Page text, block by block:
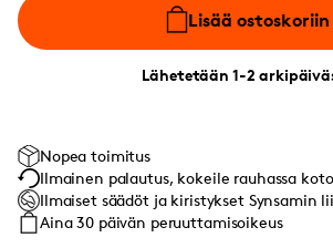
Lisää ostoskoriin
Lähetetään 1-2
Nopea toimitus
Ilmainen palautus, kokeile rauhassa
Ilmaiset säädöt ja kiristykset Synsamin
Aina 30 päivän peruuttamisoikeus